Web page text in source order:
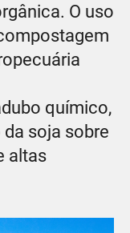
O uso
químico,
soja sobre
altas